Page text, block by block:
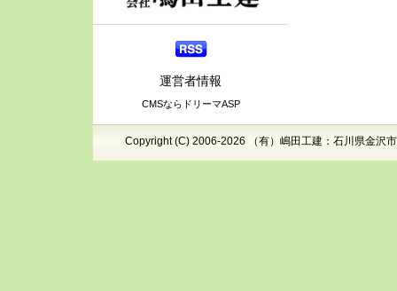
運営者情報
CMSならドリーマASP
Copyright (C) 2006-2026 （有）嶋田工建：石川県金沢